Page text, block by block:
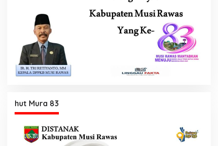
hut Mura 83